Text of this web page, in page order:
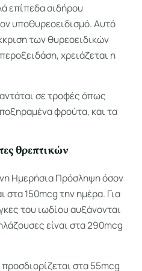
επίπεδα σιδήρου
υποθυρεοειδισμό. Αυτό
των θυρεοειδικών
χρειάζεται η
σε τροφές όπως
φρούτα, και τα
θρεπτικών
Ημερήσια Πρόσληψη όσον
στα 150mcg την ημέρα. Για
του ιωδίου αυξάνονται
είναι στα 290mcg
στα 55mcg